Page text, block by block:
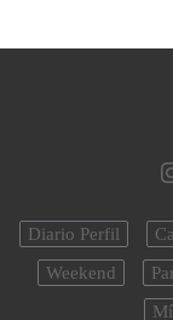
Diario Perfil
Weekend